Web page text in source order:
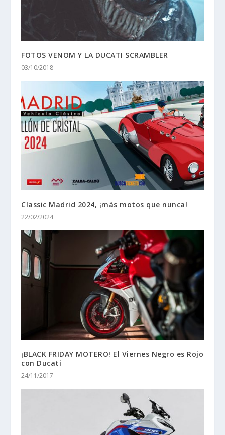
FOTOS VENOM Y LA DUCATI SCRAMBLER
03/10/2018
Classic Madrid 2024, ¡más motos que nunca!
22/02/2024
¡BLACK FRIDAY MOTERO! El Viernes Negro es Rojo
con Ducati
24/11/2017